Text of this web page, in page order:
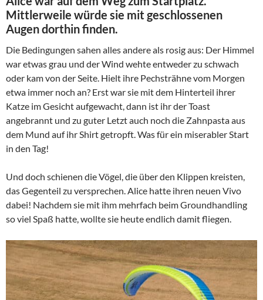
Mittlerweile würde sie mit geschlossenen
Augen dorthin finden.
Die Bedingungen sahen alles andere als rosig aus: Der Himmel
war etwas grau und der Wind wehte entweder zu schwach
oder kam von der Seite. Hielt ihre Pechsträhne vom Morgen
etwa immer noch an? Erst war sie mit dem Hinterteil ihrer
Katze im Gesicht aufgewacht, dann ist ihr der Toast
angebrannt und zu guter Letzt auch noch die Zahnpasta aus
dem Mund auf ihr Shirt getropft. Was für ein miserabler Start
in den Tag!
Und doch schienen die Vögel, die über den Klippen kreisten,
das Gegenteil zu versprechen. Alice hatte ihren neuen Vivo
dabei! Nachdem sie mit ihm mehrfach beim Groundhandling
so viel Spaß hatte, wollte sie heute endlich damit fliegen.